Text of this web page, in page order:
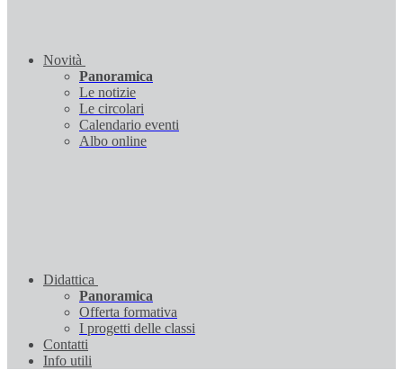
Novità
Panoramica
Le notizie
Le circolari
Calendario eventi
Albo online
Didattica
Panoramica
Offerta formativa
I progetti delle classi
Contatti
Info utili